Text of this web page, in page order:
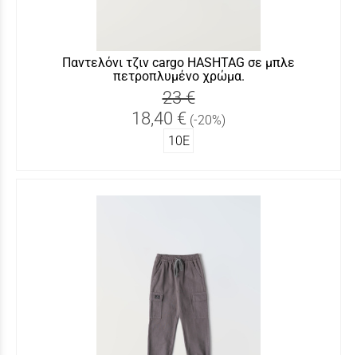
Παντελόνι τζιν cargo HASHTAG σε μπλε
πετροπλυμένο χρώμα.
23 €
18,40 € (-20%)
10Ε